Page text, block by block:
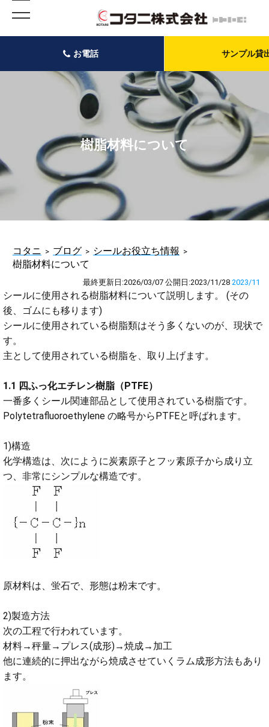
お電話 サンプル貸
樹脂材料について
コタニ ブログ
シールお役立ち情報
樹脂材料について
最終更新日:2026/03/07 公開日:2023/11/28 2023/11
シールに使用される樹脂材料について説明します。 (その
後、ゴムにも移ります)
シールに使用されている樹脂類はそう多くないのが、現状で
す。
主として使用されている樹脂を、取り上げます。
1.1 四ふっ化エチレン樹脂（PTFE）
一番多くシール関連部品として使用されている樹脂です。
Polytetrafluoroethylene の略号からPTFEと呼ばれます。
1)構造
化学構造は、次にように炭素原子とフッ素原子から成り立
つ、非常にシンプルな構造です。
原材料は、蛍石で、形態は粉末です。
2)製造方法
次の工程で行われています。
材料→秤量→プレス(成形)→焼成→加工
他に連続的に押出ながら焼成させていくラム成形方法もあり
ます。